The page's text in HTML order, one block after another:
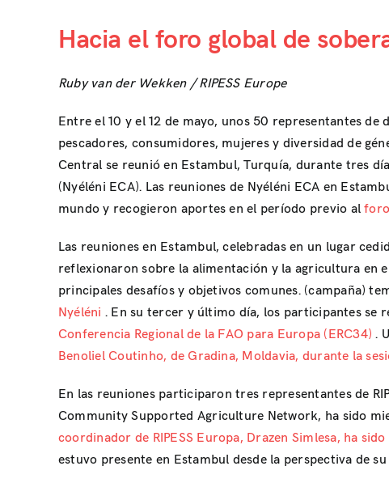
Hacia el foro global de
Ruby van der Wekken / RIPESS Europe
Entre el 10 y el 12 de mayo, unos 50 representantes
pescadores, consumidores, mujeres y diversidad de
Central se reunió en Estambul, Turquía, durante tres
(Nyéléni ECA). Las reuniones de Nyéléni ECA en
mundo y recogieron aportes en el período previo al
Las reuniones en Estambul, celebradas en un lugar
reflexionaron sobre la alimentación y la agricultura en
principales desafíos y objetivos comunes. (campaña)
Nyéléni . En su tercer y último día, los participantes se
Conferencia Regional de la FAO para Europa (ERC34).
Benoliel Coutinho, de Gradina, Moldavia, durante la
En las reuniones participaron tres representantes de
Community Supported Agriculture Network, ha sido
coordinador de RIPESS Europa, Drazen Simlesa, ha
estuvo presente en Estambul desde la perspectiva de